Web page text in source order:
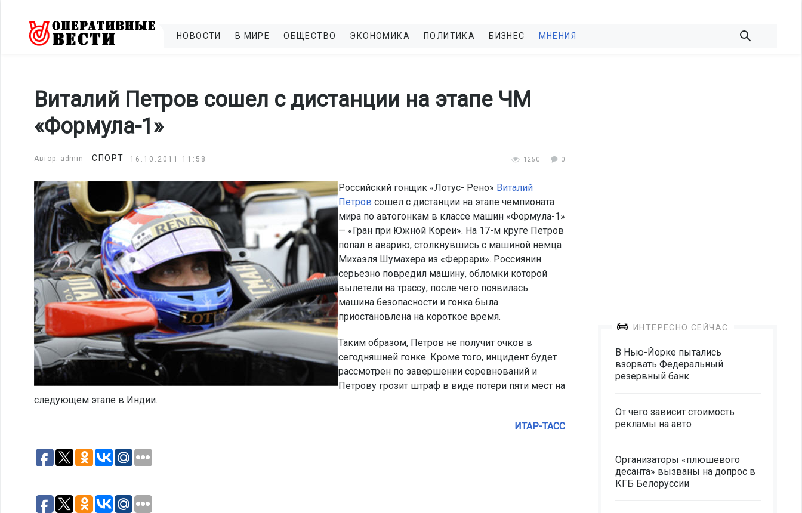
НОВОСТИ В МИРЕ ОБЩЕСТВО ЭКОНОМИКА ПОЛИТИКА БИЗНЕС МНЕНИЯ
Виталий Петров сошел с дистанции на этапе ЧМ
«Формула-1»
Автор: admin СПОРТ 16.10.2011 11:58 1250 0
Российский гонщик «Лотус- Рено» Виталий
Петров сошел с дистанции на этапе чемпионата
мира по автогонкам в классе машин «Формула-1»
— «Гран при Южной Кореи». На 17-м круге Петров
попал в аварию, столкнувшись с машиной немца
Михаэля Шумахера из «Феррари». Россиянин
серьезно повредил машину, обломки которой
вылетели на трассу, после чего появилась
машина безопасности и гонка была
приостановлена на короткое время.
Таким образом, Петров не получит очков в
сегодняшней гонке. Кроме того, инцидент будет
рассмотрен по завершении соревнований и
Петрову грозит штраф в виде потери пяти мест на
следующем этапе в Индии.
ИТАР-ТАСС
ИНТЕРЕСНО СЕЙЧАС
В Нью-Йорке пытались
взорвать Федеральный
резервный банк
От чего зависит стоимость
рекламы на авто
Организаторы «плюшевого
десанта» вызваны на допрос в
КГБ Белоруссии